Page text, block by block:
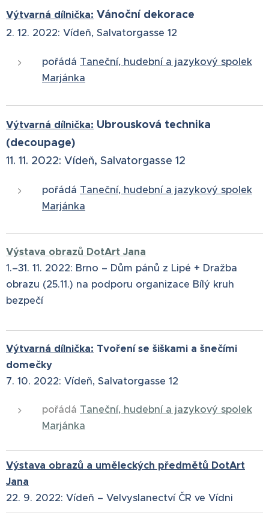
Výtvarná dílnička: Vánoční dekorace
2. 12. 2022: Vídeň, Salvatorgasse 12
pořádá Taneční, hudební a jazykový spolek
Marjánka
Výtvarná dílnička: Ubrousková technika
(decoupage)
11. 11. 2022: Vídeň, Salvatorgasse 12
pořádá Taneční, hudební a jazykový spolek
Marjánka
Výstava obrazů DotArt Jana
1.–⁠31. 11. 2022:⁠ Brno –⁠ Dům pánů z Lipé + Dražba
obrazu (25.11.) na podporu organizace Bílý kruh
bezpečí
Výtvarná dílnička: Tvoření se šiškami a šnečími
domečky
7. 10. 2022: Vídeň, Salvatorgasse 12
pořádá Taneční, hudební a jazykový spolek
Marjánka
Výstava obrazů a uměleckých předmětů DotArt
Jana
22. 9. 2022:⁠ Vídeň –⁠ Velvyslanectví ČR ve Vídni